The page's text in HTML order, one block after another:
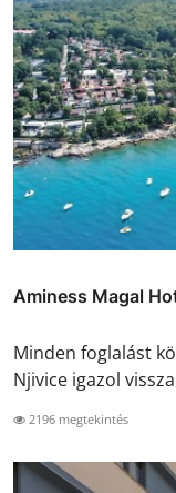
Aminess Magal
Minden foglalást
Njivice igazol
2196 megtekintés